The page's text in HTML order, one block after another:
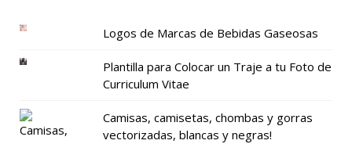
Logos de Marcas de Bebidas Gaseosas
Plantilla para Colocar un Traje a tu Foto de
Curriculum Vitae
Camisas, camisetas, chombas y gorras
vectorizadas, blancas y negras!